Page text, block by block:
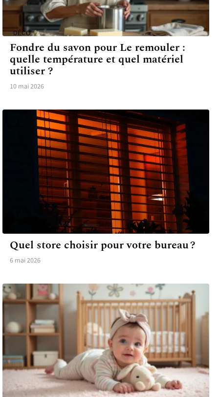
DÉCO
Fondre du savon pour Le remouler :
quelle température et quel matériel
utiliser ?
10 mai 2026
Quel store choisir pour votre bureau ?
6 mai 2026